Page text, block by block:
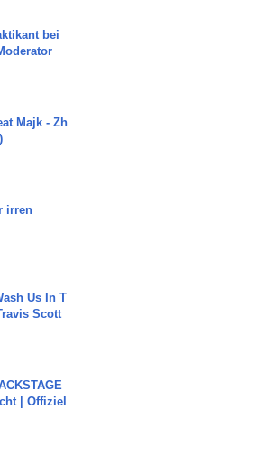
bei
Majk - Zh
irren
Us In T
Scott
| Offiziel